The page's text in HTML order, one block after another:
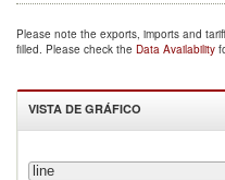
Please note the exports, imports and
filled. Please check the Data Availability
VISTA DE GRÁFICO
line